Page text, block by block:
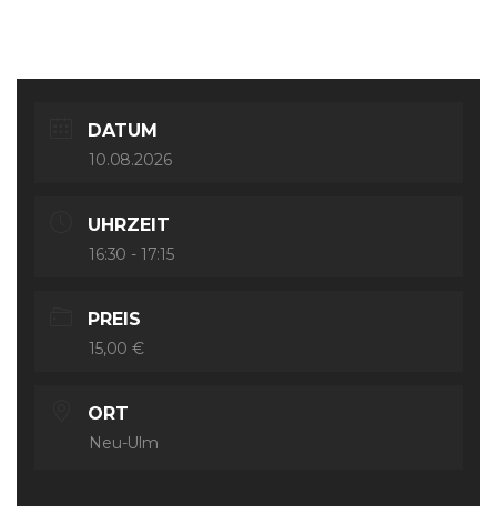
DATUM
10.08.2026
UHRZEIT
16:30 - 17:15
PREIS
15,00 €
ORT
Neu-Ulm